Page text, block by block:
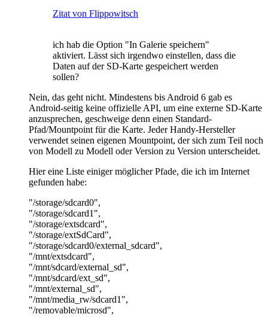
Zitat von Flippowitsch
ich hab die Option "In Galerie speichern"
aktiviert. Lässt sich irgendwo einstellen, dass die
Daten auf der SD-Karte gespeichert werden
sollen?
Nein, das geht nicht. Mindestens bis Android 6 gab es
Android-seitig keine offizielle API, um eine externe SD-Karte
anzusprechen, geschweige denn einen Standard-
Pfad/Mountpoint für die Karte. Jeder Handy-Hersteller
verwendet seinen eigenen Mountpoint, der sich zum Teil noch
von Modell zu Modell oder Version zu Version unterscheidet.
Hier eine Liste einiger möglicher Pfade, die ich im Internet
gefunden habe:
"/storage/sdcard0",
"/storage/sdcard1",
"/storage/extsdcard",
"/storage/extSdCard",
"/storage/sdcard0/external_sdcard",
"/mnt/extsdcard",
"/mnt/sdcard/external_sd",
"/mnt/sdcard/ext_sd",
"/mnt/external_sd",
"/mnt/media_rw/sdcard1",
"/removable/microsd",